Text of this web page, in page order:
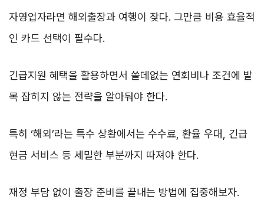
자영업자라면 해외출장과 여행이 잦다. 그만큼 비용 효율적
인 카드 선택이 필수다.
긴급지원 혜택을 활용하면서 쓸데없는 연회비나 조건에 발
목 잡히지 않는 전략을 알아둬야 한다.
특히 ‘해외’라는 특수 상황에서는 수수료, 환율 우대, 긴급
현금 서비스 등 세밀한 부분까지 따져야 한다.
재정 부담 없이 출장 준비를 끝내는 방법에 집중해보자.